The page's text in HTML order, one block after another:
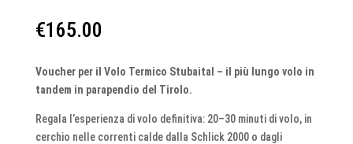
€165.00
Voucher per il Volo Termico Stubaital – il più lungo volo in
tandem in parapendio del Tirolo.
Regala l’esperienza di volo definitiva: 20–30 minuti di volo, in
cerchio nelle correnti calde dalla Schlick 2000 o dagli